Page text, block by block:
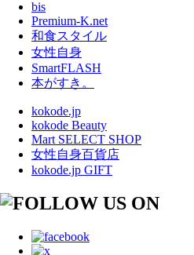
bis
Premium-K.net
和食スタイル
女性自身
SmartFLASH
本がすき。
kokode.jp
kokode Beauty
Mart SELECT SHOP
女性自身百貨店
kokode.jp GIFT